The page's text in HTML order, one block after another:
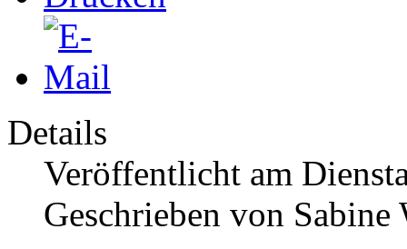
Details
Veröffentlicht am
Geschrieben von Sabine